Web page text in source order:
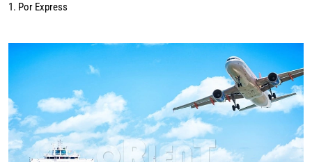
1. Por Express